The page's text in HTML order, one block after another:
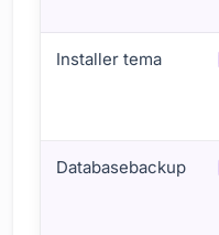
Installer tema
Databasebackup